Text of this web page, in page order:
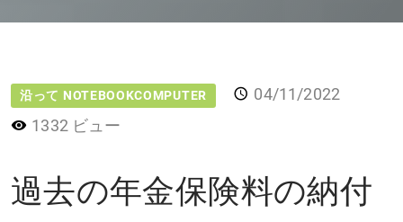
沿って NOTEBOOKCOMPUTER
04/11/2022
1332 ビュー
過去の年金保険料の納付